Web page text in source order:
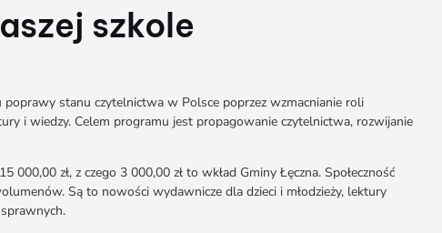
szkole
stanu czytelnictwa w Polsce poprzez wzmacnianie roli
i wiedzy. Celem programu jest propagowanie czytelnictwa, rozwijanie
zł, z czego 3 000,00 zł to wkład Gminy Łęczna. Społeczność
Są to nowości wydawnicze dla dzieci i młodzieży, lektury